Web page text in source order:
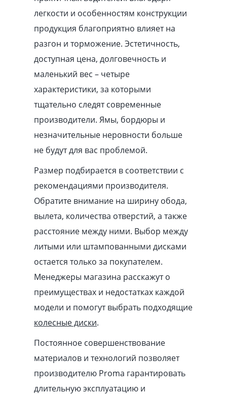
легкости и особенностям конструкции
продукция благоприятно влияет на
разгон и торможение. Эстетичность,
доступная цена, долговечность и
маленький вес – четыре
характеристики, за которыми
тщательно следят современные
производители. Ямы, бордюры и
незначительные неровности больше
не будут для вас проблемой.
Размер подбирается в соответствии с
рекомендациями производителя.
Обратите внимание на ширину обода,
вылета, количества отверстий, а также
расстояние между ними. Выбор между
литыми или штампованными дисками
остается только за покупателем.
Менеджеры магазина расскажут о
преимуществах и недостатках каждой
модели и помогут выбрать подходящие
колесные диски.
Постоянное совершенствование
материалов и технологий позволяет
производителю Proma гарантировать
длительную эксплуатацию и